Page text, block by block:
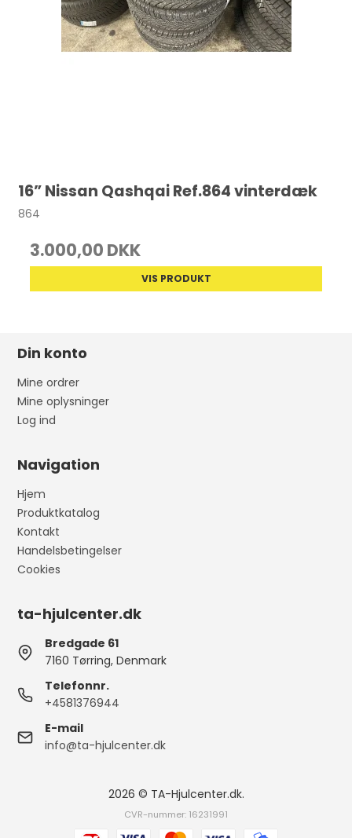
16” Nissan Qashqai Ref.864 vinterdæk
864
3.000,00 DKK
VIS PRODUKT
Din konto
Mine ordrer
Mine oplysninger
Log ind
Navigation
Hjem
Produktkatalog
Kontakt
Handelsbetingelser
Cookies
ta-hjulcenter.dk
Bredgade 61
7160 Tørring, Denmark
Telefonnr.
+4581376944
E-mail
info@ta-hjulcenter.dk
2026 © TA-Hjulcenter.dk.
CVR-nummer: 16231991